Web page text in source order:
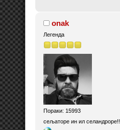
onak
Легенда
Пораки: 15993
сељаторе ин ил селандроре!!